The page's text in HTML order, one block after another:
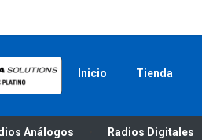
Inicio Tienda
Análogos Radios Digitales